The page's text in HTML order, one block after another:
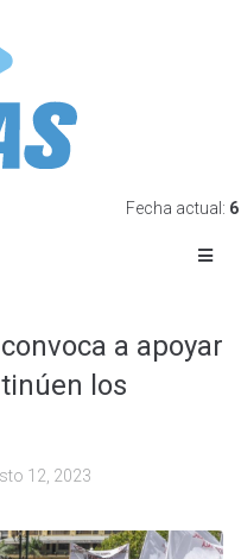
Fecha actual:
a apoyar
los
12, 2023